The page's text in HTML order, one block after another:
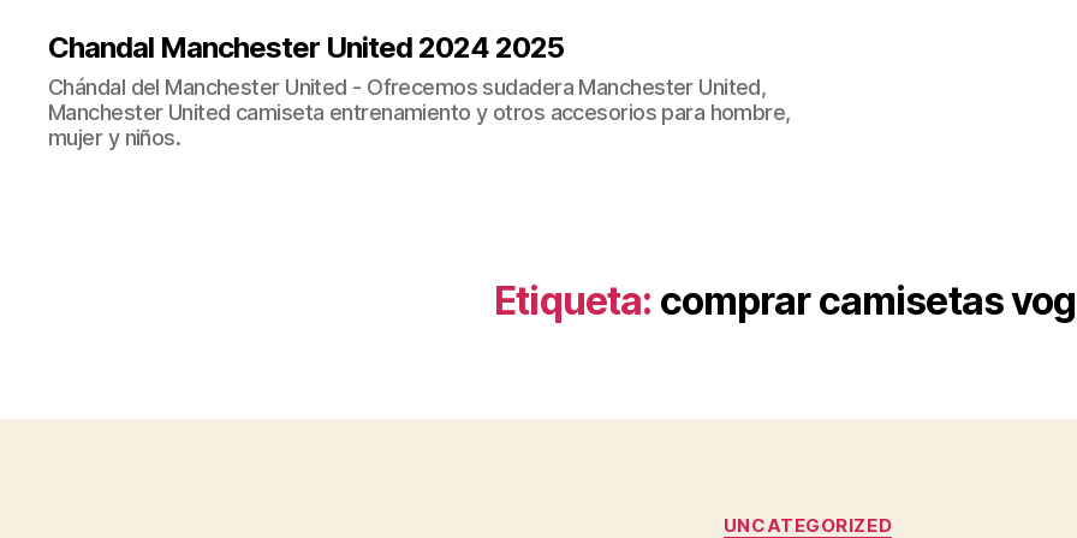
Chandal Manchester United 2024 2025
Chándal del Manchester United - Ofrecemos sudadera Manchester United,
Manchester United camiseta entrenamiento y otros accesorios para hombre,
mujer y niños.
Etiqueta: comprar camisetas
Categorías
UNCATEGORIZED